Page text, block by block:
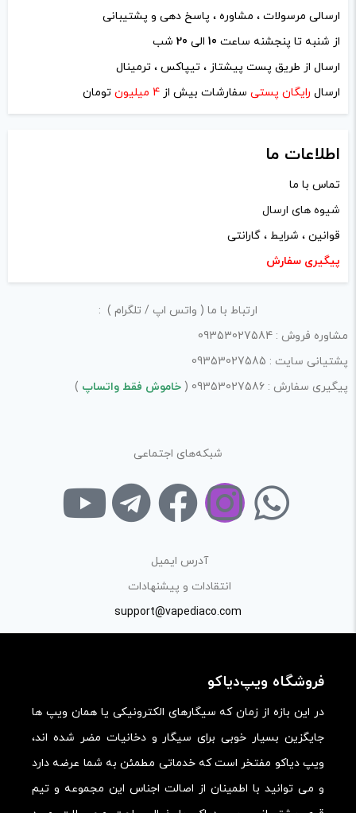
نام *
ایمیل*
ذخیره نام، ایمیل و وبسایت من در مرورگر برای زمانی که دوباره
دیدگاهی می‌نویسم.
بیانی رسمی و عاری از لحن تند، تمسخرو توهین باشد.
از ارسال لینک‌های سایت‌های دیگر و ارایه‌ی اطلاعات شخصی
خودتان مثل شماره تماس، ایمیل و آی‌دی شبکه‌های اجتماعی
در نظر داشته باشید هدف نهایی از ارائه‌ی نظر درباره‌ی کالا
ارائه‌ی اطلاعات مشخص و دقیق برای راهنمایی سایر کاربران در
فرآیند خرید یک محصول توسط ایشان است.
با توجه به ساختار بخش نظرات، از پرسیدن سوال یا درخواست
«پرسش و پاسخ» مطرح کنید.
امکانات و قابلیت ها:
ارسالی مرسولات ، مشاوره ، پاسخ دهی و پشتیبانی
از شنبه تا پنجشنه ساعت 10 الی 20 شب
ارسال از طریق پست پیشتاز ، تیپاکس ، ترمینال
ارسال رایگان پستی سفارشات بیش از 4 میلیون تومان
اطلاعات ما
تماس با ما
شیوه های ارسال
قوانین ، شرایط ، گارانتی
پیگیری سفارش
ارتباط با ما ( واتس اپ / تلگرام ) :
مشاوره فروش : 09353027584
پشتیانی سایت : 09353027585
پیگیری سفارش : 09353027586 (
خاموش فقط واتساپ )
شبکه‌های اجتماعی
آدرس ایمیل
انتقادات و پیشنهادات
support@vapediaco.com
فروشگاه ویپ‌دیاکو
در این بازه از زمان که سیگارهای الکترونیکی یا همان ویپ ها
جایگزین بسیار خوبی برای سیگار و دخانیات مضر شده اند،
ویپ دیاکو مفتخر است که خدماتی مطمئن به شما عرضه دارد
و می توانید با اطمینان از اصالت اجناس این مجموعه و تیم